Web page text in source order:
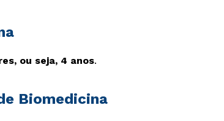
ou seja, 4 anos.
Biomedicina